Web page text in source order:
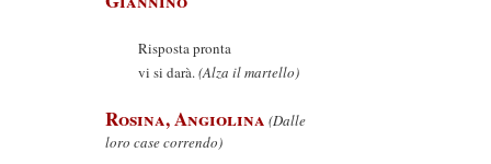
Risposta pronta
vi si darà.(Alza il martello)
Rosina, Angiolina (Dalle
loro case correndo)